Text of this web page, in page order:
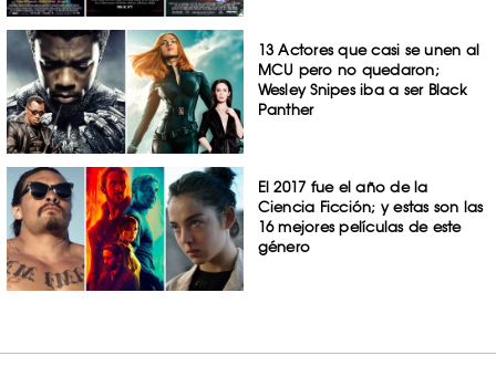
13 Actores que casi se unen al
MCU pero no quedaron;
Wesley Snipes iba a ser Black
Panther
El 2017 fue el año de la
Ciencia Ficción; y estas son las
16 mejores películas de este
género